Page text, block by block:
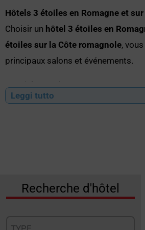
Hôtels 3 étoiles en Romagne et
Choisir un hôtel 3 étoiles en
étoiles sur la Côte romagnole,
principaux salons et événements.
Speciale Hotel vous propose un
pour les familles, les couples, les
pour leur excellent rapport
Emplacement stratégique à
Restauration proposant une
Formules tout compris et
Leggi tutto
Recherche d'hôtel